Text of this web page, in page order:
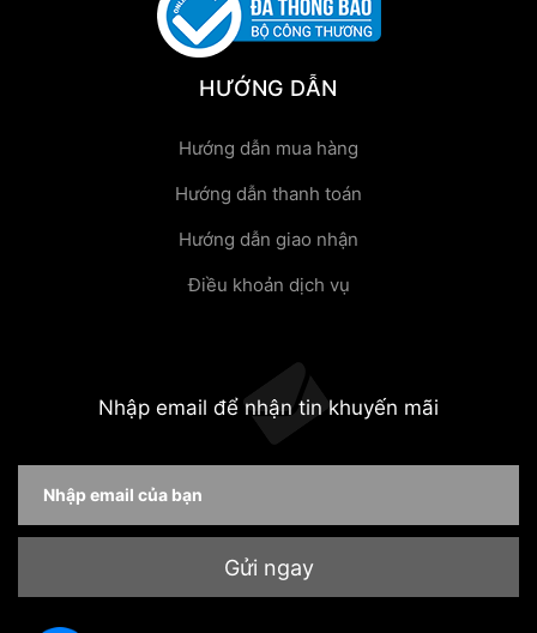
HƯỚNG DẪN
Hướng dẫn mua hàng
Hướng dẫn thanh toán
Hướng dẫn giao nhận
Điều khoản dịch vụ
Nhập email để nhận tin khuyến mãi
Gửi ngay